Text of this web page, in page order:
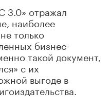
3.0» отражал
наиболее
только
бизнес-
такой документ,
с их
выгоде в